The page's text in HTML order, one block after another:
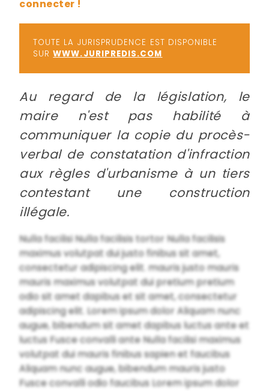
connecter !
TOUTE LA JURISPRUDENCE EST DISPONIBLE
SURWWW.JURIPREDIS.COM
Au regard de la législation, le
maire n'est pas habilité à
communiquer la copie du procès-
verbal de constatation d'infraction
aux règles d'urbanisme à un tiers
contestant une construction
illégale.
Nulla facilisi Nulla facilisis tortor Nulla facilisis
maximus volutpat dui justo finibus sit amet,
consectetur adipiscing elit. mauris justo mauris
mauris maximus volutpat dui pretium pretium
odio sit amet dapibus et sit amet, consectetur
adipiscing elit. Lorem ipsum dolor Aliquam nunc
augue, bibendum sit amet dapibus luctus ante et
luctus Fusce convalli ante Nulla facilisi maximus
volutpat dui mauris finibus sapien et faucibus
Aliquam nunc augue, bibendum mauris justo
Fusce convalli odio faucibus Lorem ipsum dolor